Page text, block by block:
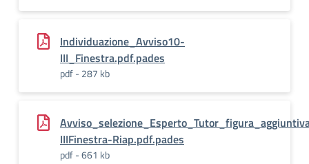
Individuazione_Avviso10-
III_Finestra.pdf.pades
pdf - 287 kb
IIIFinestra-Riap.pdf.pades
pdf - 661 kb